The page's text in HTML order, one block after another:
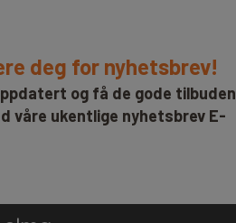
deg for nyhetsbrev!
og få de gode
våre ukentlige nyhetsbrev E-